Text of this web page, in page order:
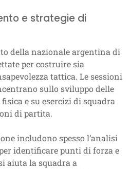
e strategie di
della nazionale argentina di
per costruire sia
tattica. Le sessioni
sullo sviluppo delle
e su esercizi di squadra
di partita.
includono spesso l’analisi
identificare punti di forza e
aiuta la squadra a